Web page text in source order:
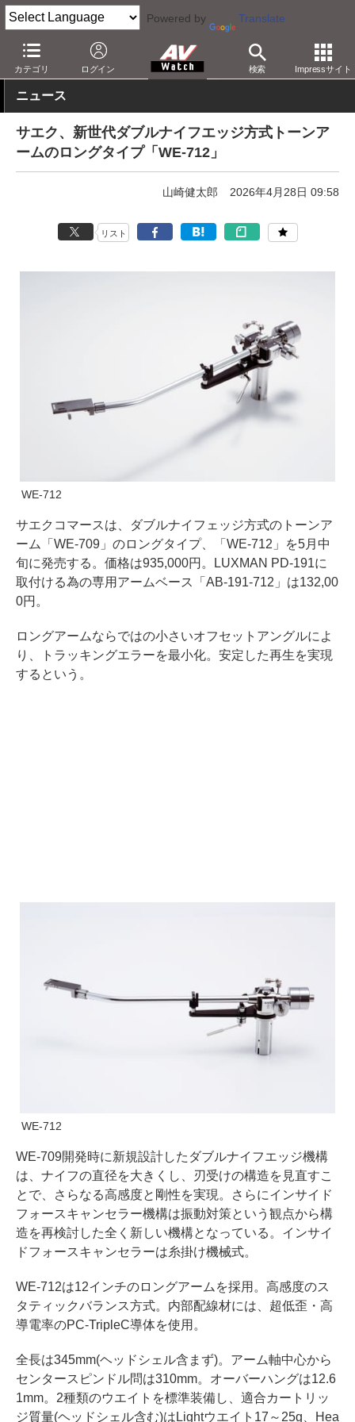
Powered by Translate
カテゴリ ログイン 検索 Impressサイト
AV Watch 製品 レコードプレーヤー
ニュース
サエク、新世代ダブルナイフエッジ方式トーンア
ームのロングタイプ「WE-712」
山崎健太郎 2026年4月28日 09:58
リスト
WE-712
サエクコマースは、ダブルナイフェッジ方式のトーンア
ーム「WE-709」のロングタイプ、「WE-712」を5月中
旬に発売する。価格は935,000円。LUXMAN PD-191に
取付ける為の専用アームベース「AB-191-712」は132,00
0円。
ロングアームならではの小さいオフセットアングルによ
り、トラッキングエラーを最小化。安定した再生を実現
するという。
WE-712
WE-709開発時に新規設計したダブルナイフエッジ機構
は、ナイフの直径を大きくし、刃受けの構造を見直すこ
とで、さらなる高感度と剛性を実現。さらにインサイド
フォースキャンセラー機構は振動対策という観点から構
造を再検討した全く新しい機構となっている。インサイ
ドフォースキャンセラーは糸掛け機械式。
WE-712は12インチのロングアームを採用。高感度のス
タティックバランス方式。内部配線材には、超低歪・高
導電率のPC-TripleC導体を使用。
全長は345mm(ヘッドシェル含まず)。アーム軸中心から
センタースピンドル問は310mm。オーバーハングは12.6
1mm。2種類のウエイトを標準装備し、適合カートリッ
ジ質量(ヘッドシェル含む)はLightウエイト17～25g、Hea